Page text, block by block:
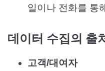
일이나 전화를 통
데이터 수집의 출
고객/대여자